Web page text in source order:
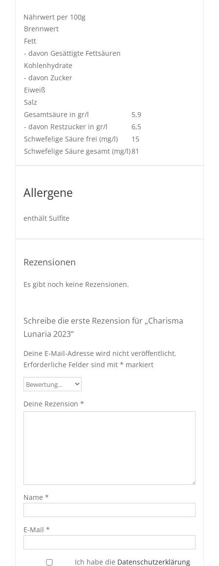
Nährwert per 100g
Brennwert
Fett
- davon Gesättigte Fettsäuren
Kohlenhydrate
- davon Zucker
Eiweiß
Salz
Gesamtsäure in gr/l
5,9
- davon Restzucker in gr/l
6,5
Schwefelige Säure frei (mg/l)
15
Schwefelige Säure gesamt (mg/l)81
Allergene
enthält Sulfite
Rezensionen
Es gibt noch keine Rezensionen.
Schreibe die erste Rezension für „Charisma
Lunaria 2023“
Deine E-Mail-Adresse wird nicht veröffentlicht.
Erforderliche Felder sind mit * markiert
Deine Rezension *
Name *
E-Mail *
Ich habe die Datenschutzerklärung